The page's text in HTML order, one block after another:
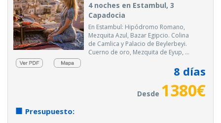
4 noches en Estambul, 3
Capadocia
En Estambul: Hipódromo Romano,
Mezquita Azul, Bazar Egipcio. Colina
de Camlica y Palacio de Beylerbeyi.
Cuerno de oro, Mezquita de Eyup, ...
8 días
Desde 1380€
Presupuesto: